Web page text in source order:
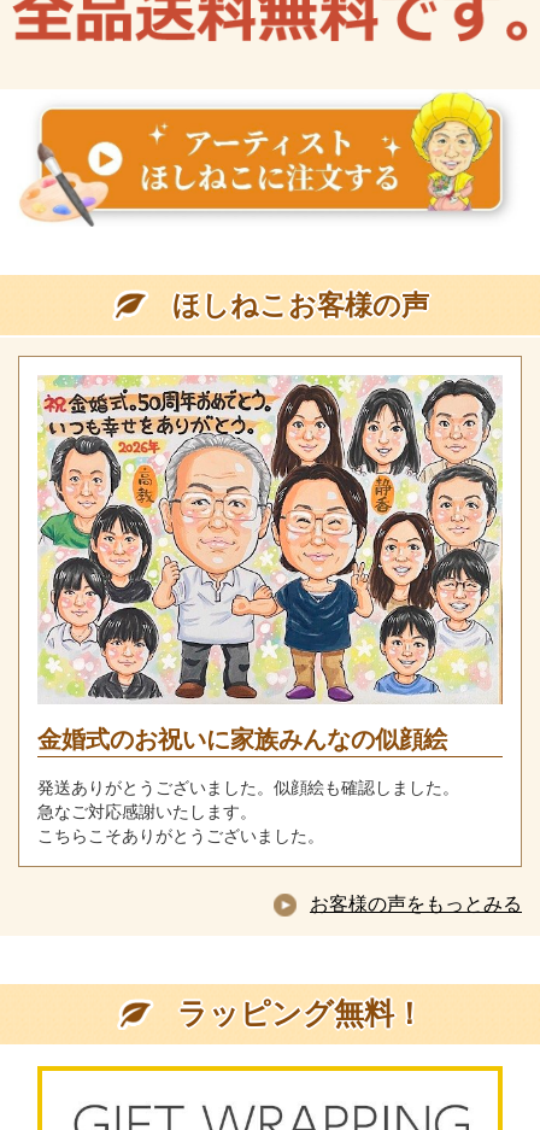
ほしねこお客様の声
金婚式のお祝いに家族みんなの似顔絵
発送ありがとうございました。似顔絵も確認しました。
急なご対応感謝いたします。
こちらこそありがとうございました。
お客様の声をもっとみる
ラッピング無料！